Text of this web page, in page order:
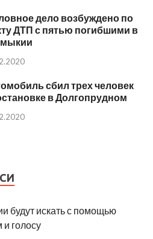
дело возбуждено по
ДТП с пятью погибшими в
сбил трех человек
в Долгопрудном
будут искать с помощью
и голосу